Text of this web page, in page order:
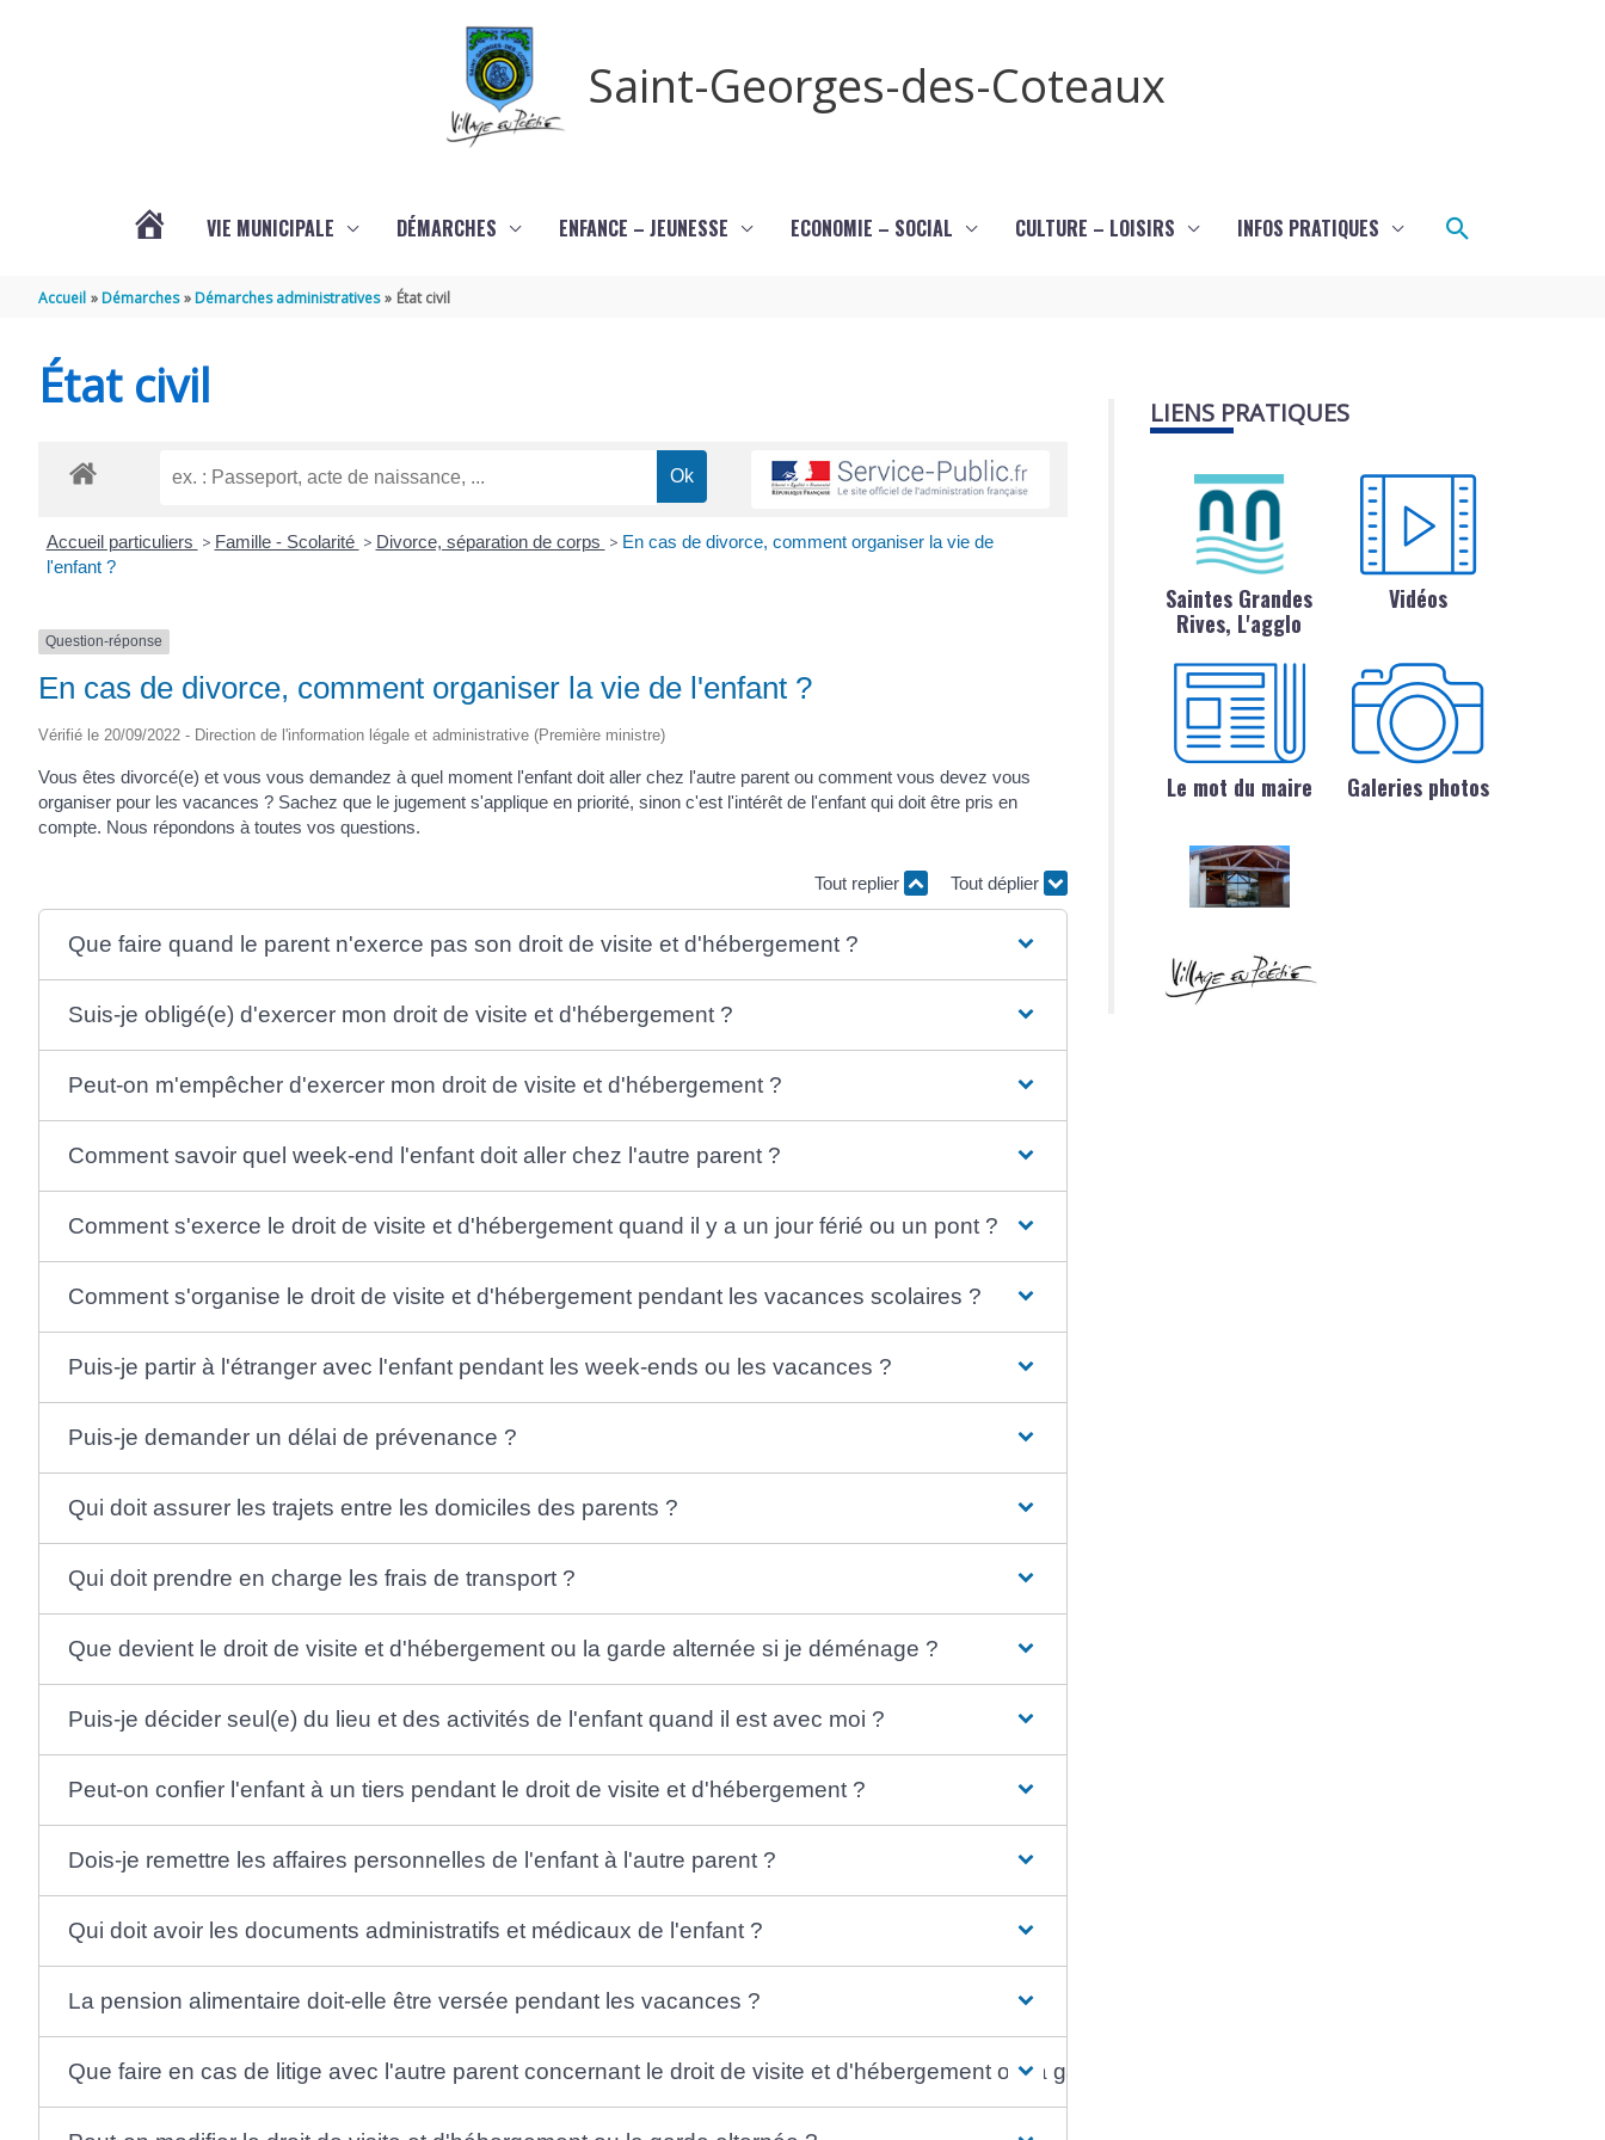
Saint-Georges-des-Coteaux
VIE MUNICIPALE DÉMARCHES ENFANCE – JEUNESSE ECONOMIE – SOCIAL CULTURE – LOISIRS INFOS PRATIQUES Rechercher
Accueil Démarches Démarches administratives État civil
État civil
Accueil particuliers > Famille - Scolarité > Divorce, séparation de corps > En cas de divorce, comment organiser la vie de
l'enfant ?
Question-réponse
En cas de divorce, comment organiser la vie de l'enfant ?
Vérifié le 20/09/2022 - Direction de l'information légale et administrative (Première ministre)
Vous êtes divorcé(e) et vous vous demandez à quel moment l'enfant doit aller chez l'autre parent ou comment vous devez vous
organiser pour les vacances ? Sachez que le jugement s'applique en priorité, sinon c'est l'intérêt de l'enfant qui doit être pris en
compte. Nous répondons à toutes vos questions.
Tout replier Tout déplier
Que faire quand le parent n'exerce pas son droit de visite et d'hébergement ?
Suis-je obligé(e) d'exercer mon droit de visite et d'hébergement ?
Peut-on m'empêcher d'exercer mon droit de visite et d'hébergement ?
Comment savoir quel week-end l'enfant doit aller chez l'autre parent ?
Comment s'exerce le droit de visite et d'hébergement quand il y a un jour férié ou un pont ?
Comment s'organise le droit de visite et d'hébergement pendant les vacances scolaires ?
Puis-je partir à l'étranger avec l'enfant pendant les week-ends ou les vacances ?
Puis-je demander un délai de prévenance ?
Qui doit assurer les trajets entre les domiciles des parents ?
Qui doit prendre en charge les frais de transport ?
Que devient le droit de visite et d'hébergement ou la garde alternée si je déménage ?
Puis-je décider seul(e) du lieu et des activités de l'enfant quand il est avec moi ?
Peut-on confier l'enfant à un tiers pendant le droit de visite et d'hébergement ?
Dois-je remettre les affaires personnelles de l'enfant à l'autre parent ?
Qui doit avoir les documents administratifs et médicaux de l'enfant ?
La pension alimentaire doit-elle être versée pendant les vacances ?
Que faire en cas de litige avec l'autre parent concernant le droit de visite et d'hébergement ou la garde alternée ?
LIENS PRATIQUES
Saintes Grandes
Rives, L'agglo
Vidéos
Le mot du maire Galeries photos